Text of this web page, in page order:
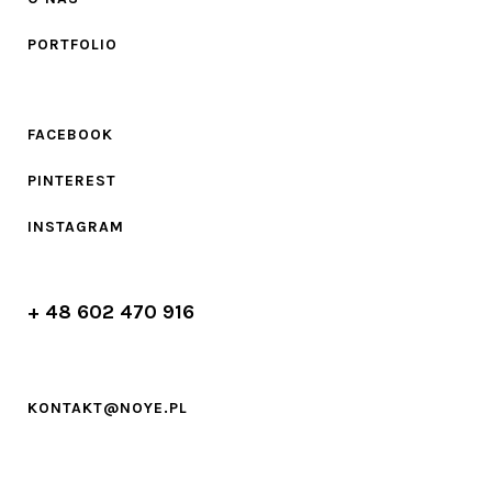
PORTFOLIO
FACEBOOK
PINTEREST
INSTAGRAM
+ 48 602 470 916
KONTAKT@NOYE.PL